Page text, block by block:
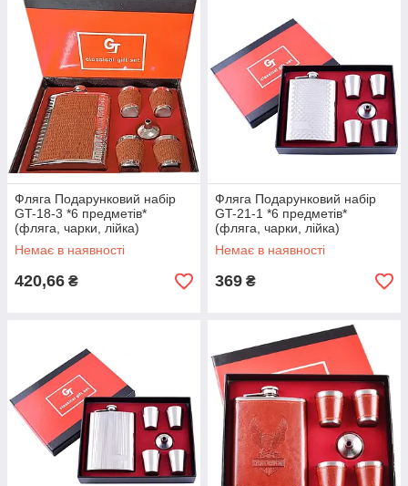
Фляга Подарунковий набір
GT-18-3 *6 предметів*
(фляга, чарки, лійка)
Немає в наявності
420,66 ₴
Фляга Подарунковий набір
GT-21-1 *6 предметів*
(фляга, чарки, лійка)
Немає в наявності
369 ₴